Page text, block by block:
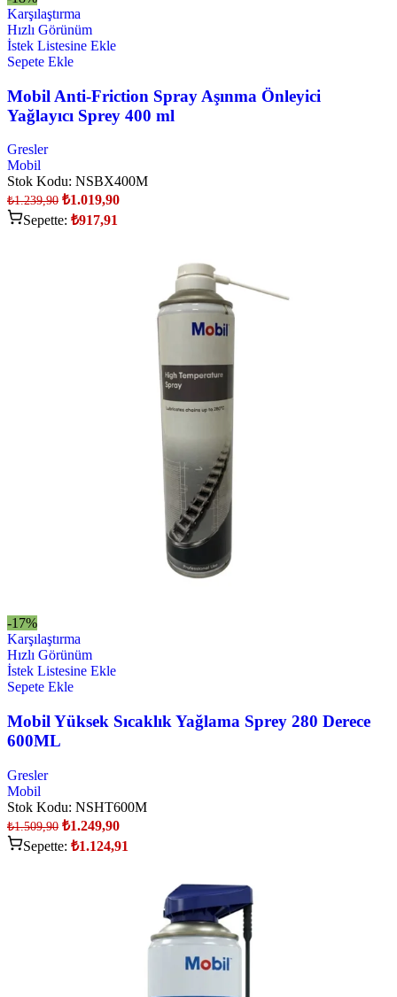
Karşılaştırma
Hızlı Görünüm
İstek Listesine Ekle
Sepete Ekle
Mobil Anti-Friction Spray Aşınma Önleyici
Yağlayıcı Sprey 400 ml
Gresler
Mobil
Stok Kodu: NSBX400M
₺1.239,90 ₺1.019,90
Sepette: ₺917,91
-17%
Karşılaştırma
Hızlı Görünüm
İstek Listesine Ekle
Sepete Ekle
Mobil Yüksek Sıcaklık Yağlama Sprey 280 Derece
600ML
Gresler
Mobil
Stok Kodu: NSHT600M
₺1.509,90 ₺1.249,90
Sepette: ₺1.124,91